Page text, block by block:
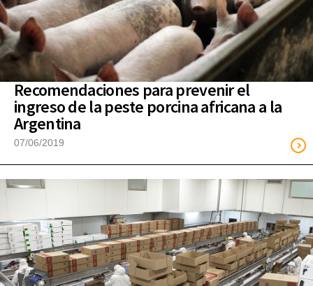
Recomendaciones para prevenir el
ingreso de la peste porcina africana a la
Argentina
07/06/2019